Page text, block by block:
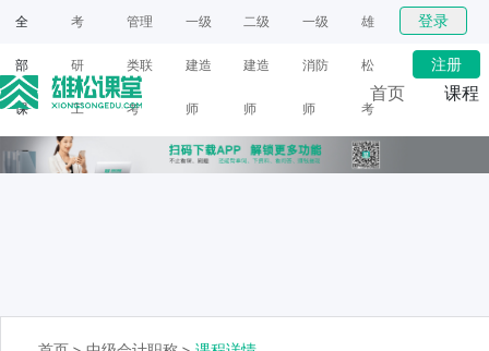
全
部
课
程
考
研
工
具
管理
类联
考
一级
建造
师
二级
建造
师
一级
消防
师
雄
松
考
研
登录
注册
首页 课程